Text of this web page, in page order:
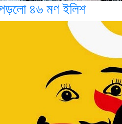
পড়লো ৪৬ মণ ইলিশ